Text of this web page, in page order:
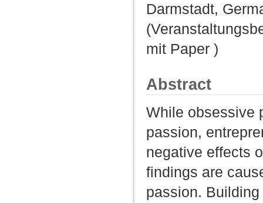
Darmstadt,
mit Paper )
Abstract
While obsessive
passion,
negative effects
findings are
passion.